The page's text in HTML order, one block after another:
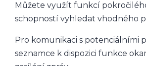
Můžete využít funkcí
schopností vyhledat vhodného
Pro komunikaci s potenciálními
seznamce k dispozici funkce